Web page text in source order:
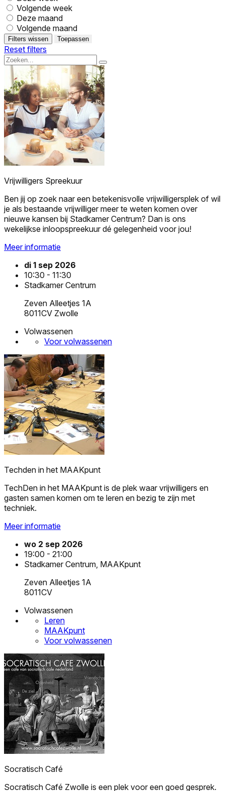
Volgende week
Deze maand
Volgende maand
Filters wissen Toepassen
Reset filters
Vrijwilligers Spreekuur
Ben jij op zoek naar een betekenisvolle vrijwilligersplek of wil
je als bestaande vrijwilliger meer te weten komen over
nieuwe kansen bij Stadkamer Centrum? Dan is ons
wekelijkse inloopspreekuur dé gelegenheid voor jou!
Meer informatie
di 1 sep 2026
10:30 - 11:30
Stadkamer Centrum
Zeven Alleetjes 1A
8011CV Zwolle
Volwassenen
Voor volwassenen
Techden in het MAAKpunt
TechDen in het MAAKpunt is de plek waar vrijwilligers en
gasten samen komen om te leren en bezig te zijn met
techniek.
Meer informatie
wo 2 sep 2026
19:00 - 21:00
Stadkamer Centrum, MAAKpunt
Zeven Alleetjes 1A
8011CV
Volwassenen
Leren
MAAKpunt
Voor volwassenen
Socratisch Café
Socratisch Café Zwolle is een plek voor een goed gesprek.